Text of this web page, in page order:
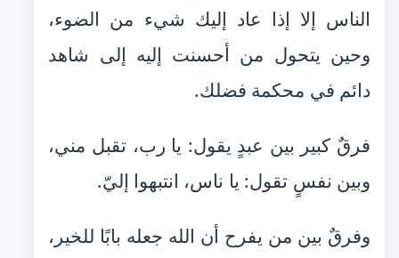
الناس إلا إذا عاد إليك شيء من الضوء،
وحين يتحول من أحسنت إليه إلى شاهد
دائم في محكمة فضلك.
فرقٌ كبير بين عبدٍ يقول: يا رب، تقبل مني،
وبين نفسٍ تقول: يا ناس، انتبهوا إليّ.
وفرقٌ بين من يفرح أن الله جعله بابًا للخير،